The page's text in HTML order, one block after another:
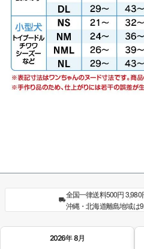
全国一律送料500円
沖縄・北海道離島地域は
2026年 8月